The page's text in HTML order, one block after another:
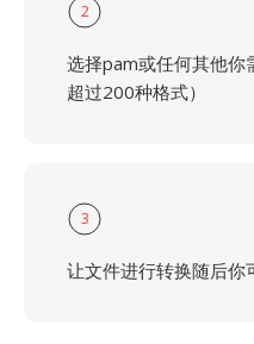
2
选择pam或任何其他你
超过200种格式）
3
让文件进行转换随后